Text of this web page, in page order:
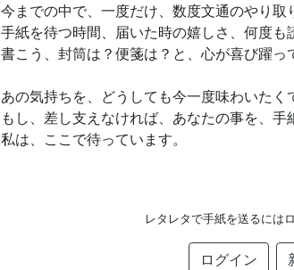
今までの中で、一度だけ、数度文通のやり取
手紙を待つ時間、届いた時の嬉しさ、何度
書こう、封筒は？便箋は？と、心が喜び躍っ
あの気持ちを、どうしても今一度味わいたく
もし、差し支えなければ、あなたの事を、
私は、ここで待っています。
レタレタで手紙を送るには
ログイン